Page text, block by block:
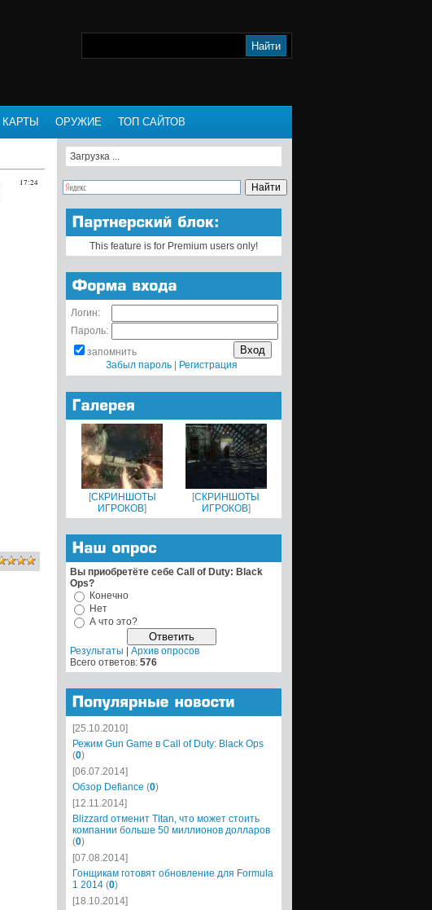
КАРТЫ ОРУЖИЕ ТОП САЙТОВ
17:24
Загрузка ...
This feature is for Premium users only!
Логин:
Пароль:
запомнить
Забыл пароль| Регистрация
[СКРИНШОТЫ
ИГРОКОВ]
[СКРИНШОТЫ
ИГРОКОВ]
Вы приобретёте себе Call of Duty: Black
Ops?
Конечно
Нет
А что это?
Результаты
Архив опросов
Всего ответов: 576
[25.10.2010]
Режим Gun Game в Call of Duty: Black Ops
(0)
[06.07.2014]
Обзор Defiance (0)
[12.11.2014]
Blizzard отменит Titan, что может стоить
компании больше 50 миллионов долларов
(0)
[07.08.2014]
Гонщикам готовят обновление для Formula
1 2014 (0)
[18.10.2014]